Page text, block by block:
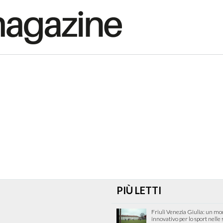
PIÙ LETTI
Friuli Venezia Giulia: un
innovativo per lo sport nelle